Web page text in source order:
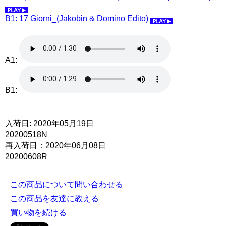
B1: 17 Giorni_(Jakobin & Domino Edito)
A1:
B1:
入荷日: 2020年05月19日
20200518N
再入荷日：2020年06月08日
20200608R
この商品について問い合わせる
この商品を友達に教える
買い物を続ける